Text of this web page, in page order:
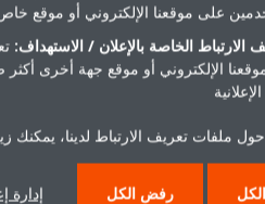
على موقعنا الإلكتروني أو موقع
الارتباط الخاصة بالإعلان / الاستهداف:
الإلكتروني أو موقع جهة أخرى
ملفات تعريف الارتباط لدينا، يمكنك
رفض الكل إدارة